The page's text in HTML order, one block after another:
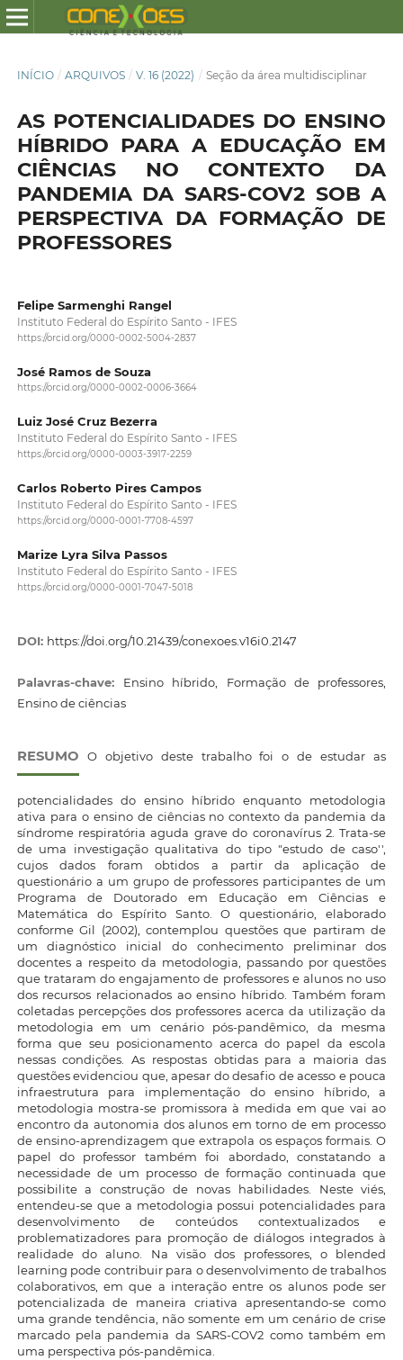
INÍCIO / ARQUIVOS / V. 16 (2022) / Seção da área multidisciplinar
AS POTENCIALIDADES DO ENSINO
HÍBRIDO PARA A EDUCAÇÃO EM
CIÊNCIAS NO CONTEXTO DA
PANDEMIA DA SARS-COV2 SOB A
PERSPECTIVA DA FORMAÇÃO DE
PROFESSORES
Felipe Sarmenghi Rangel
Instituto Federal do Espírito Santo - IFES
https://orcid.org/0000-0002-5004-2837
José Ramos de Souza
https://orcid.org/0000-0002-0006-3664
Luiz José Cruz Bezerra
Instituto Federal do Espírito Santo - IFES
https://orcid.org/0000-0003-3917-2259
Carlos Roberto Pires Campos
Instituto Federal do Espírito Santo - IFES
https://orcid.org/0000-0001-7708-4597
Marize Lyra Silva Passos
Instituto Federal do Espírito Santo - IFES
https://orcid.org/0000-0001-7047-5018
DOI: https://doi.org/10.21439/conexoes.v16i0.2147
Palavras-chave: Ensino híbrido, Formação de professores,
Ensino de ciências
RESUMO O objetivo deste trabalho foi o de estudar as
potencialidades do ensino híbrido enquanto metodologia
ativa para o ensino de ciências no contexto da pandemia da
síndrome respiratória aguda grave do coronavírus 2. Trata-se
de uma investigação qualitativa do tipo "estudo de caso'',
cujos dados foram obtidos a partir da aplicação de
questionário a um grupo de professores participantes de um
Programa de Doutorado em Educação em Ciências e
Matemática do Espírito Santo. O questionário, elaborado
conforme Gil (2002), contemplou questões que partiram de
um diagnóstico inicial do conhecimento preliminar dos
docentes a respeito da metodologia, passando por questões
que trataram do engajamento de professores e alunos no uso
dos recursos relacionados ao ensino híbrido. Também foram
coletadas percepções dos professores acerca da utilização da
metodologia em um cenário pós-pandêmico, da mesma
forma que seu posicionamento acerca do papel da escola
nessas condições. As respostas obtidas para a maioria das
questões evidenciou que, apesar do desafio de acesso e pouca
infraestrutura para implementação do ensino híbrido, a
metodologia mostra-se promissora à medida em que vai ao
encontro da autonomia dos alunos em torno de em processo
de ensino-aprendizagem que extrapola os espaços formais. O
papel do professor também foi abordado, constatando a
necessidade de um processo de formação continuada que
possibilite a construção de novas habilidades. Neste viés,
entendeu-se que a metodologia possui potencialidades para
desenvolvimento de conteúdos contextualizados e
problematizadores para promoção de diálogos integrados à
realidade do aluno. Na visão dos professores, o blended
learning pode contribuir para o desenvolvimento de trabalhos
colaborativos, em que a interação entre os alunos pode ser
potencializada de maneira criativa apresentando-se como
uma grande tendência, não somente em um cenário de crise
marcado pela pandemia da SARS-COV2 como também em
uma perspectiva pós-pandêmica.